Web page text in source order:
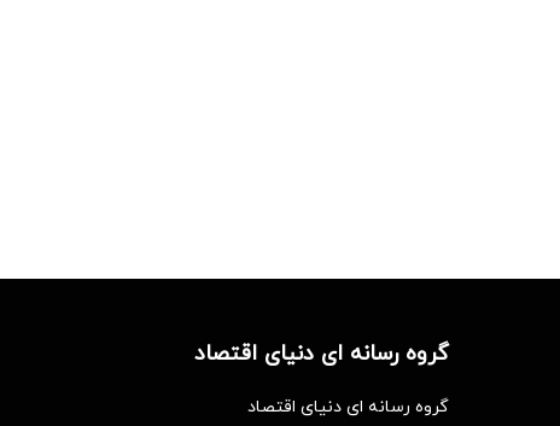
گروه رسانه ای دنیای اقتصاد
گروه رسانه ای دنیای اقتصاد